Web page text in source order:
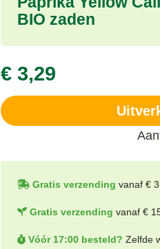
BIO zaden
€ 3,29
Gratis verzending vanaf €
Gratis verzending vanaf €
Vóór 17:00 besteld? Zelfde